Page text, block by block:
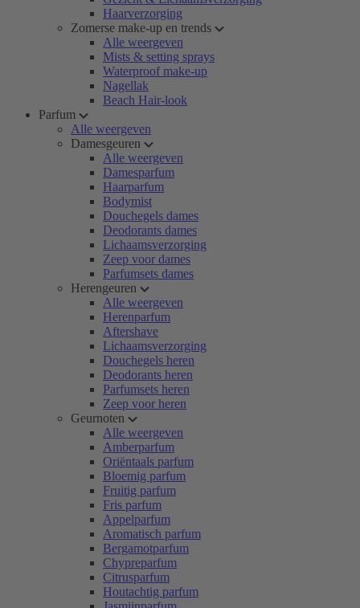
Haarverzorging
Zomerse make-up en trends
Alle weergeven
Mists & setting sprays
Waterproof make-up
Nagellak
Beach Hair-look
Parfum
Alle weergeven
Damesgeuren
Alle weergeven
Damesparfum
Haarparfum
Bodymist
Douchegels dames
Deodorants dames
Lichaamsverzorging
Zeep voor dames
Parfumsets dames
Herengeuren
Alle weergeven
Herenparfum
Aftershave
Lichaamsverzorging
Douchegels heren
Deodorants heren
Parfumsets heren
Zeep voor heren
Geurnoten
Alle weergeven
Amberparfum
Oriëntaals parfum
Bloemig parfum
Fruitig parfum
Fris parfum
Appelparfum
Aromatisch parfum
Bergamotparfum
Chypreparfum
Citrusparfum
Houtachtig parfum